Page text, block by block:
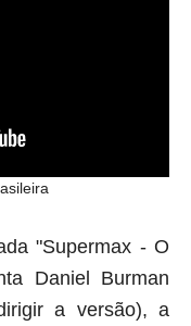
"Supermax - O
Daniel Burman
a versão), a